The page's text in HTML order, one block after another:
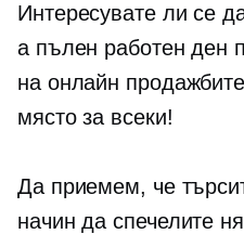
Интересувате ли се
a пълен работен ден
на онлайн
място за всеки!
Да приемем, че
начин да спечелите